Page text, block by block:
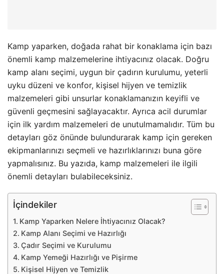
Kamp yaparken, doğada rahat bir konaklama için bazı
önemli kamp malzemelerine ihtiyacınız olacak. Doğru
kamp alanı seçimi, uygun bir çadırın kurulumu, yeterli
uyku düzeni ve konfor, kişisel hijyen ve temizlik
malzemeleri gibi unsurlar konaklamanızın keyifli ve
güvenli geçmesini sağlayacaktır. Ayrıca acil durumlar
için ilk yardım malzemeleri de unutulmamalıdır. Tüm bu
detayları göz önünde bulundurarak kamp için gereken
ekipmanlarınızı seçmeli ve hazırlıklarınızı buna göre
yapmalısınız. Bu yazıda, kamp malzemeleri ile ilgili
önemli detayları bulabileceksiniz.
İçindekiler
Kamp Yaparken Nelere İhtiyacınız Olacak?
Kamp Alanı Seçimi ve Hazırlığı
Çadır Seçimi ve Kurulumu
Kamp Yemeği Hazırlığı ve Pişirme
Kişisel Hijyen ve Temizlik